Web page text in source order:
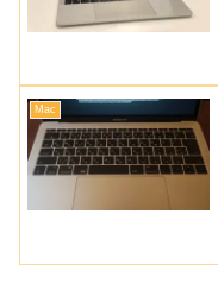
Mac